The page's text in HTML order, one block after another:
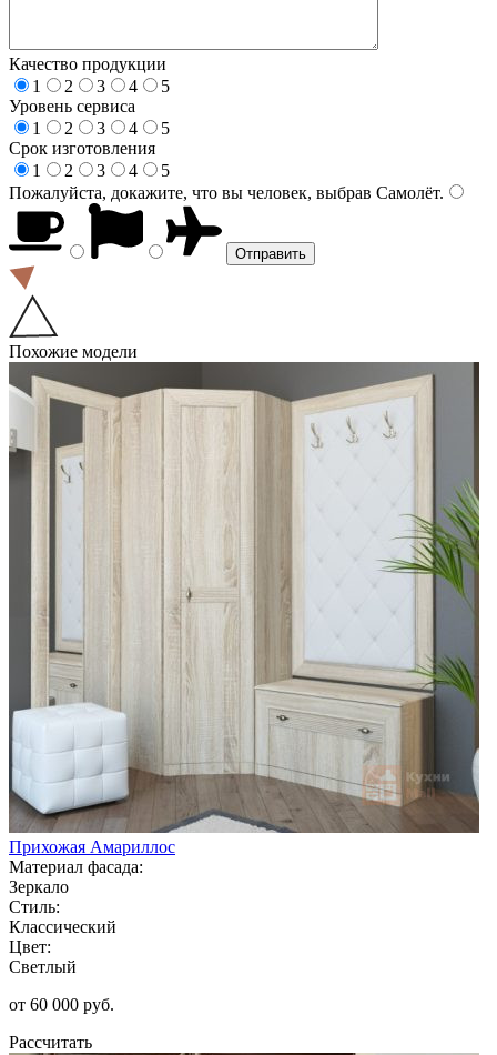
Качество продукции
1
2 3 4
5
Уровень сервиса
1
2 3 4
5
Срок изготовления
1
2 3 4
5
Пожалуйста, докажите, что вы человек, выбрав Самолёт.
Похожие модели
Прихожая Амариллос
Материал фасада:
Зеркало
Стиль:
Классический
Цвет:
Светлый
от 60 000 руб.
Рассчитать